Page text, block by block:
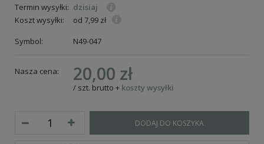
Termin wysyłki: dzisiaj
Koszt wysyłki:
od 7,99 zł
Symbol:
N49-047
Nasza cena: 20,00 zł
/ szt. brutto + koszty wysyłki
DODAJ DO KOSZYKA